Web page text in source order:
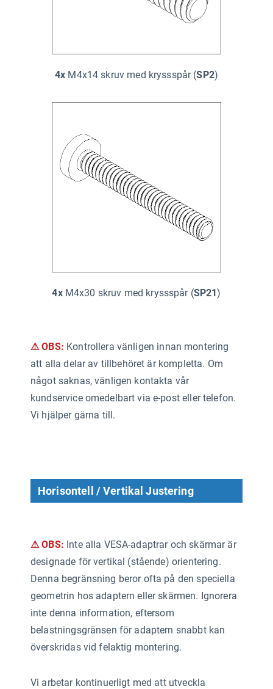
4x M4x14 skruv med kryssspår (SP2)
4xM4x30 skruv med kryssspår (SP21)
⚠ OBS: Kontrollera vänligen innan montering
att alla delar av tillbehöret är kompletta. Om
något saknas, vänligen kontakta vår
kundservice omedelbart via e-post eller telefon.
Vi hjälper gärna till.
Horisontell / Vertikal Justering
⚠ OBS: Inte alla VESA-adaptrar och skärmar är
designade för vertikal (stående) orientering.
Denna begränsning beror ofta på den speciella
geometrin hos adaptern eller skärmen. Ignorera
inte denna information, eftersom
belastningsgränsen för adaptern snabbt kan
överskridas vid felaktig montering.
Vi arbetar kontinuerligt med att utveckla